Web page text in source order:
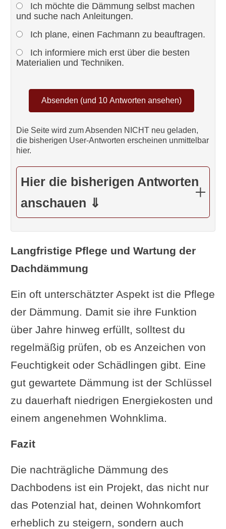
Ich möchte die Dämmung selbst machen
und suche nach Anleitungen.
Ich plane, einen Fachmann zu beauftragen.
Ich informiere mich erst über die besten
Materialien und Techniken.
Die Seite wird zum Absenden NICHT neu geladen,
die bisherigen User-Antworten erscheinen unmittelbar
hier.
Hier die bisherigen Antworten
anschauen ⇓
Langfristige Pflege und Wartung der
Dachdämmung
Ein oft unterschätzter Aspekt ist die Pflege
der Dämmung. Damit sie ihre Funktion
über Jahre hinweg erfüllt, solltest du
regelmäßig prüfen, ob es Anzeichen von
Feuchtigkeit oder Schädlingen gibt. Eine
gut gewartete Dämmung ist der Schlüssel
zu dauerhaft niedrigen Energiekosten und
einem angenehmen Wohnklima.
Fazit
Die nachträgliche Dämmung des
Dachbodens ist ein Projekt, das nicht nur
das Potenzial hat, deinen Wohnkomfort
erheblich zu steigern, sondern auch